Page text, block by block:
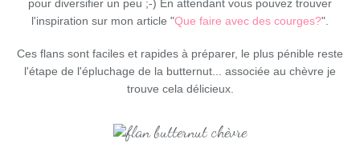
pour diversifier un peu ;-) En attendant vous pouvez trouver
l'inspiration sur mon article "Que faire avec des courges?".
Ces flans sont faciles et rapides à préparer, le plus pénible reste
l'étape de l'épluchage de la butternut... associée au chèvre je
trouve cela délicieux.